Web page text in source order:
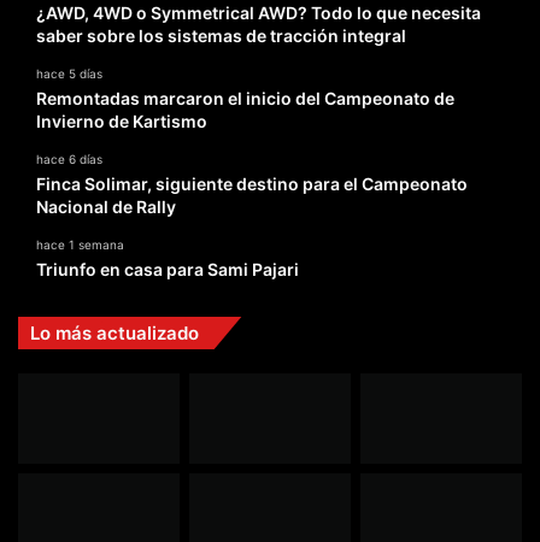
¿AWD, 4WD o Symmetrical AWD? Todo lo que necesita
saber sobre los sistemas de tracción integral
hace 5 días
Remontadas marcaron el inicio del Campeonato de
Invierno de Kartismo
hace 6 días
Finca Solimar, siguiente destino para el Campeonato
Nacional de Rally
hace 1 semana
Triunfo en casa para Sami Pajari
Lo más actualizado